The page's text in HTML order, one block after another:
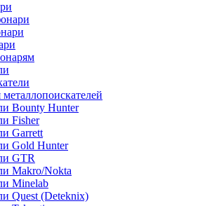
Bounty Hunter
Fisher
Garrett
Gold Hunter
GTR
Makro/Nokta
Minelab
Quest (Deteknix)